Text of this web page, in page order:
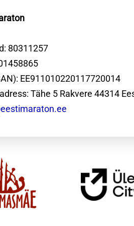
80311257
EE911010220117720014
Tähe 5 Rakvere 44314